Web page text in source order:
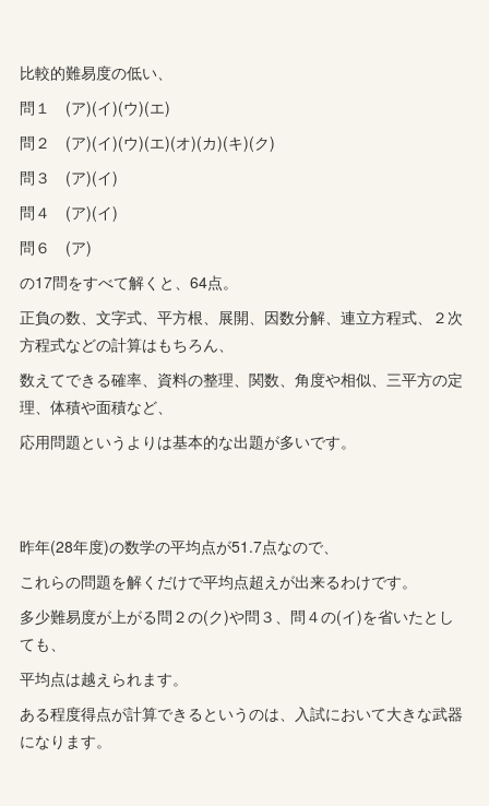
比較的難易度の低い、
問１ (ア)(イ)(ウ)(エ)
問２ (ア)(イ)(ウ)(エ)(オ)(カ)(キ)(ク)
問３ (ア)(イ)
問４ (ア)(イ)
問６ (ア)
の17問をすべて解くと、64点。
正負の数、文字式、平方根、展開、因数分解、連立方程式、２次
方程式などの計算はもちろん、
数えてできる確率、資料の整理、関数、角度や相似、三平方の定
理、体積や面積など、
応用問題というよりは基本的な出題が多いです。
昨年(28年度)の数学の平均点が51.7点なので、
これらの問題を解くだけで平均点超えが出来るわけです。
多少難易度が上がる問２の(ク)や問３、問４の(イ)を省いたとし
ても、
平均点は越えられます。
ある程度得点が計算できるというのは、入試において大きな武器
になります。